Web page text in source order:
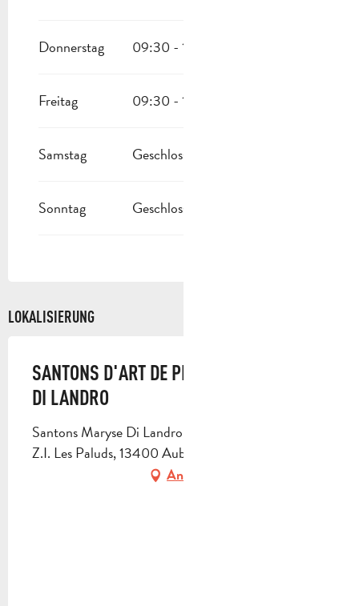
Donnerstag 09:30 - 17:00
Freitag 09:30 - 17:00
Samstag Geschlossen
Sonntag Geschlossen
LOKALISIERUNG
SANTONS D'ART DE PROVENCE- MARYSE
DI LANDRO
Santons Maryse Di Landro, 582 avenue des Paluds,
Z.I. Les Paluds, 13400 Aubagne
Anfahrt